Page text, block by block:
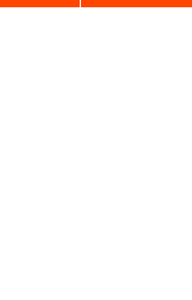
・夏季休業